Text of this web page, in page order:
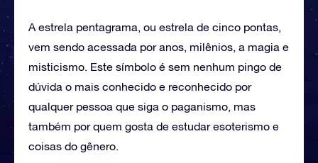
A estrela pentagrama, ou estrela de cinco pontas,
vem sendo acessada por anos, milênios, a magia e
misticismo. Este símbolo é sem nenhum pingo de
dúvida o mais conhecido e reconhecido por
qualquer pessoa que siga o paganismo, mas
também por quem gosta de estudar esoterismo e
coisas do gênero.